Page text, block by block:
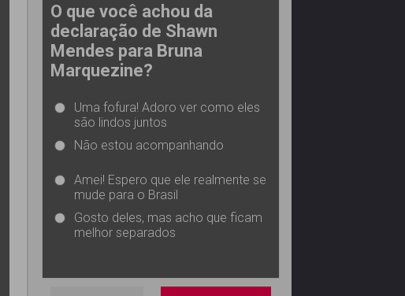
O que você achou da
declaração de Shawn
Mendes para Bruna
Marquezine?
Uma fofura! Adoro ver como eles
são lindos juntos
Não estou acompanhando
Amei! Espero que ele realmente se
mude para o Brasil
Gosto deles, mas acho que ficam
melhor separados